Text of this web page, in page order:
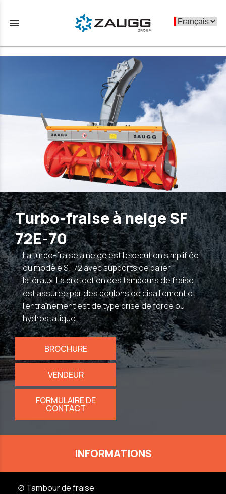
menu
Turbo-fraise à neige SF
72E-70
La turbo-fraise à neige est l’exécution simplifiée
du modèle SF 72 avec supports de palier
latéraux. La protection des tambours de fraise
est assurée par des boulons de cisaillement et
l’entraînement est de type prise de force ou
hydrostatique.
BROCHURE
VENDEUR
FORMULAIRE DE
CONTACT
INFORMATIONS
∅ Tambour de fraise